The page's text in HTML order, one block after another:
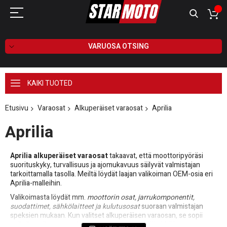
VARUOSA OTSING
KAIKI TUOTED
Etusivu Varaosat Alkuperäiset varaosat Aprilia
Aprilia
Aprilia alkuperäiset varaosattakaavat, että moottoripyöräsi
suorituskyky, turvallisuus ja ajomukavuus säilyvät valmistajan
tarkoittamalla tasolla. Meiltä löydät laajan valikoiman OEM-osia eri
Aprilia-malleihin.
Valikoimasta löydät mm. moottorin osat, jarrukomponentit,
suodattimet, sähkölaitteet ja kulutusosatsuoraan valmistajan
speksien mukaan. Kun valitset alkuperäisen varaosan, se sopii
paikalleen ilman soveltamista ja kestää käyttöä pitkään.